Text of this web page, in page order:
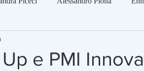
e PMI